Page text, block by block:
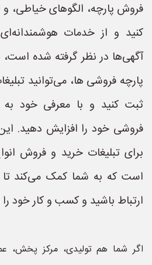
فروش پارچه، الگوهای خیاطی، و
کنید و از خدمات
آگهی‌ها در نظر گرفته شده
پارچه فروشی ها، می‌توانید
ثبت کنید و با معرفی خود به
فروشی خود را افزایش دهید.
برای تبلیغات خرید و فروش
است که به شما کمک می‌کند تا
ارتباط باشید و کسب و کار خود
اگر شما هم تولیدی، مرکز پخش،